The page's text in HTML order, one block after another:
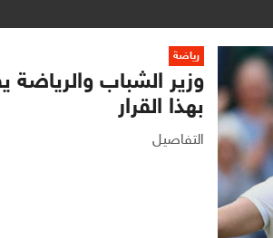
رياضة
وزير الشباب والرياضة
بهذا القرار
التفاصيل